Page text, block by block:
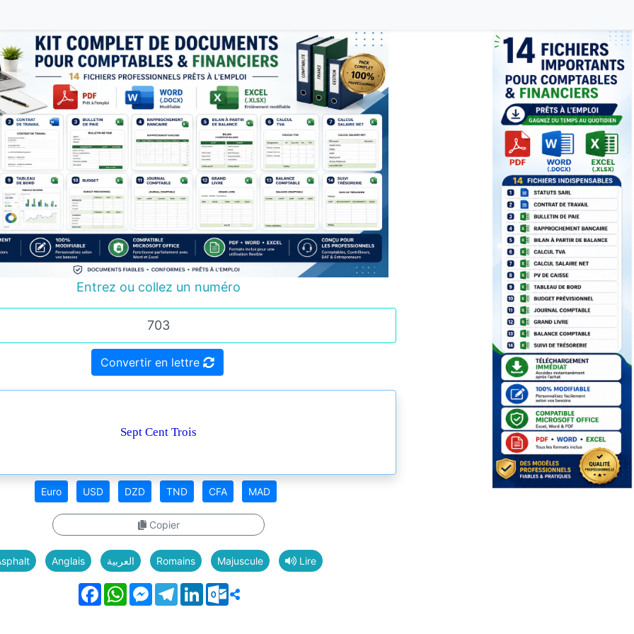
Entrez ou collez un numéro
Convertir en lettre
Sept Cent Trois
Euro USD DZD TND CFA MAD
Copier
Anglais العربية Romains Majuscule Lire
FacebookWhatsAppMessenger
Telegram
LinkedInOutlook.com